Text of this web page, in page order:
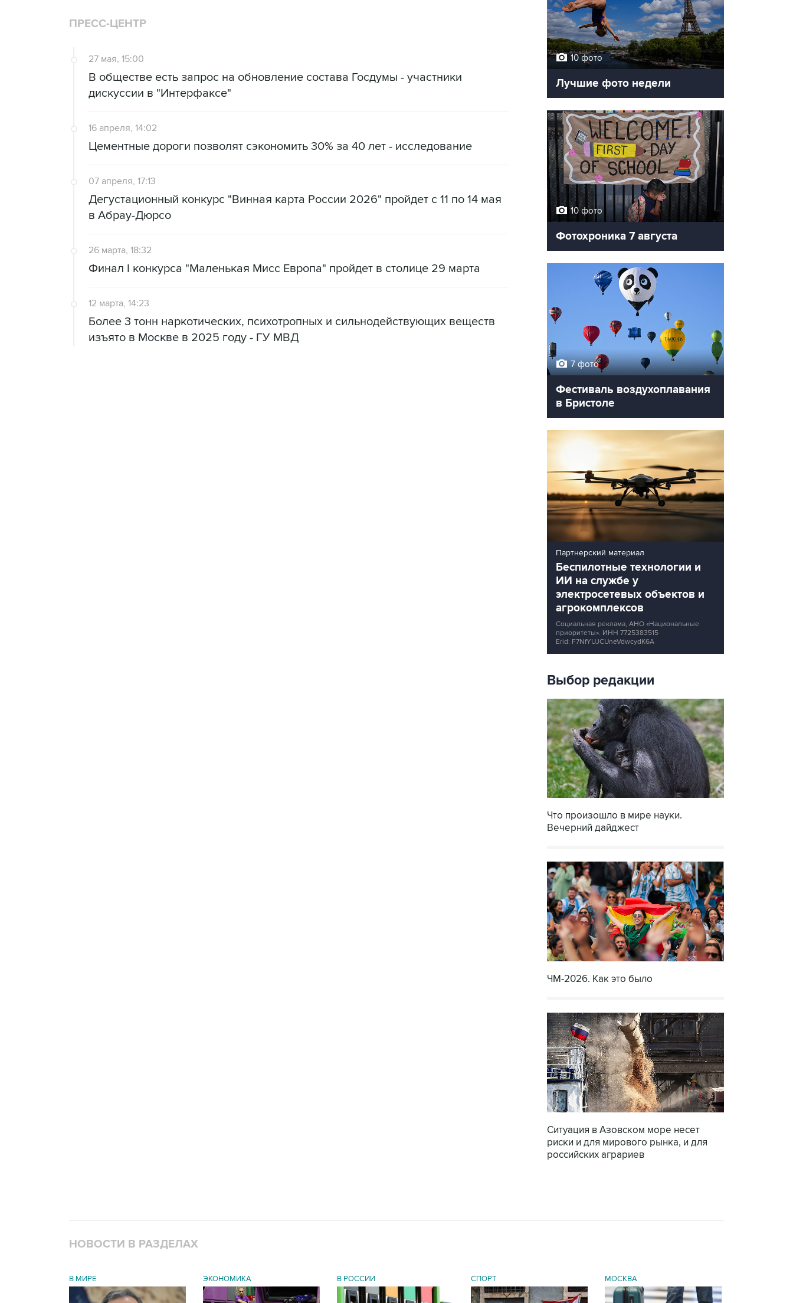
ПРЕСС-ЦЕНТР
27 мая, 15:00
В обществе есть запрос на обновление состава Госдумы - участники
дискуссии в "Интерфаксе"
16 апреля, 14:02
Цементные дороги позволят сэкономить 30% за 40 лет - исследование
07 апреля, 17:13
Дегустационный конкурс "Винная карта России 2026" пройдет с 11 по 14 мая
в Абрау-Дюрсо
26 марта, 18:32
Финал I конкурса "Маленькая Мисс Европа" пройдет в столице 29 марта
12 марта, 14:23
Более 3 тонн наркотических, психотропных и сильнодействующих веществ
изъято в Москве в 2025 году - ГУ МВД
10 фото
Лучшие фото недели
10 фото
Фотохроника 7 августа
7 фото
Фестиваль воздухоплавания
в Бристоле
Партнерский материал
Беспилотные технологии и
ИИ на службе у
электросетевых объектов и
агрокомплексов
Социальная реклама, АНО «Национальные
приоритеты». ИНН 7725383515
Erid: F7NfYUJCUneVdwcydK6A
Выбор редакции
Что произошло в мире науки.
Вечерний дайджест
ЧМ-2026. Как это было
Ситуация в Азовском море несет
риски и для мирового рынка, и для
российских аграриев
НОВОСТИ В РАЗДЕЛАХ
В МИРЕ ЭКОНОМИКА В РОССИИ СПОРТ МОСКВА